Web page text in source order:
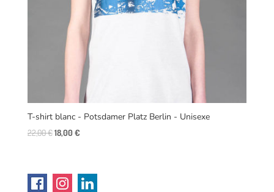
T-shirt blanc - Potsdamer Platz Berlin - Unisexe
22,00€Original
22,00 €.
18,00€Current
18,00 €.